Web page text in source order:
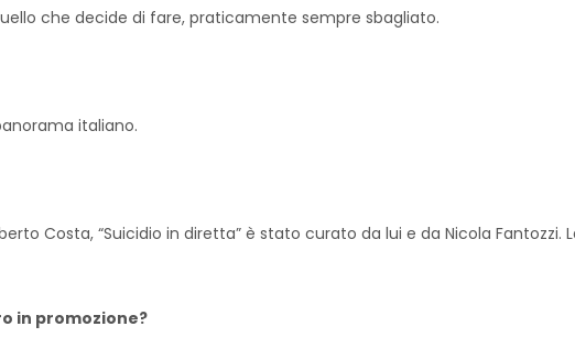
che decide di fare, praticamente sempre sbagliato.
italiano.
Costa, “Suicidio in diretta” è stato curato da lui e da Nicola
in promozione?